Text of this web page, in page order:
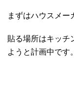
まずはハウスメー
貼る場所はキッチ
ようと計画中です。